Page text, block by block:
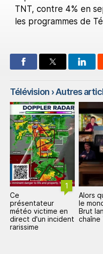
TNT, contre 4% en
les programmes de
Télévision› Autres
3
Alors que tout
le monde arrête,
Brut lance sa
chaîne TV linéaire
atouts